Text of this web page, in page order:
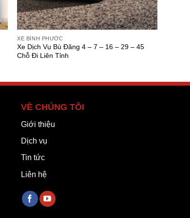
XE BÌNH PHƯỚC
Xe Dịch Vụ Bù Đăng 4 – 7 – 16 – 29 – 45
Chỗ Đi Liên Tỉnh
VỀ CHÚNG TÔI
Giới thiệu
Dịch vụ
Tin tức
Liên hệ